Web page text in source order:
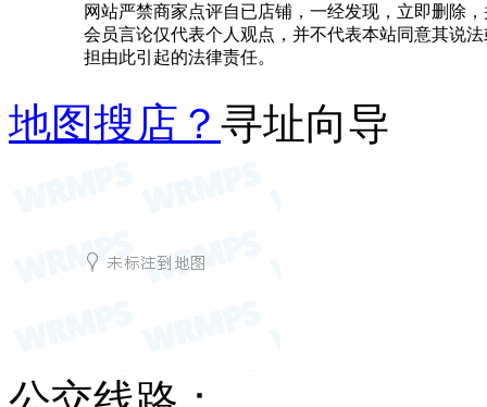
网站严禁商家点评自已店铺，一经发现，立即删除
会员言论仅代表个人观点，并不代表本站同意其说
担由此引起的法律责任。
地图搜店？ 寻址向导